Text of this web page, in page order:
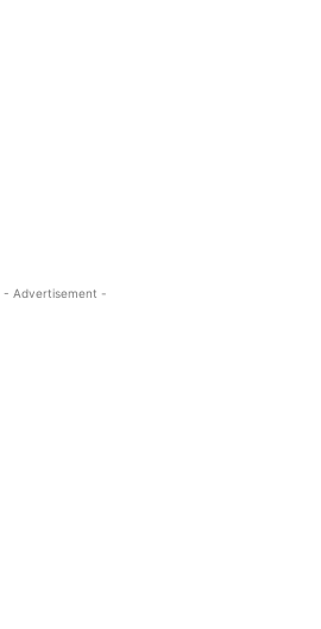
- Advertisement -